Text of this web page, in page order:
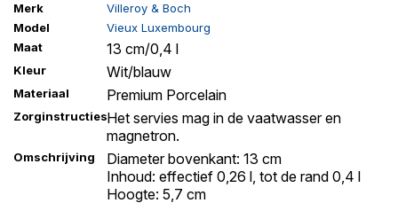
Merk
Villeroy & Boch
Model
Vieux Luxembourg
Maat
13 cm/0,4 l
Kleur Wit/blauw
Materiaal Premium Porcelain
ZorginstructiesHet servies mag in de vaatwasser en
magnetron.
Omschrijving
Diameter bovenkant: 13 cm
Inhoud: effectief 0,26 l, tot de rand 0,4 l
Hoogte: 5,7 cm